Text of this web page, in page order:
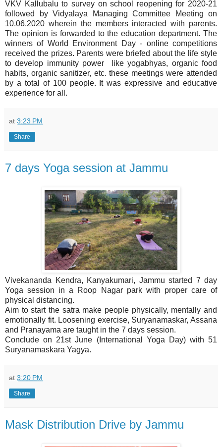
VKV Kallubalu to survey on school reopening for 2020-21
followed by Vidyalaya Managing Committee Meeting on
10.06.2020 wherein the members interacted with parents.
The opinion is forwarded to the education department. The
winners of World Environment Day - online competitions
received the prizes. Parents were briefed about the life style
to develop immunity power like yogabhyas, organic food
habits, organic sanitizer, etc. these meetings were attended
by a total of 100 people. It was expressive and educative
experience for all.
at 3:23 PM
Share
7 days Yoga session at Jammu
Vivekananda Kendra, Kanyakumari, Jammu started 7 day
Yoga session in a Roop Nagar park with proper care of
physical distancing.
Aim to start the satra make people physically, mentally and
emotionally fit. Loosening exercise, Suryanamaskar, Assana
and Pranayama are taught in the 7 days session.
Conclude on 21st June (International Yoga Day) with 51
Suryanamaskara Yagya.
at 3:20 PM
Share
Mask Distribution Drive by Jammu